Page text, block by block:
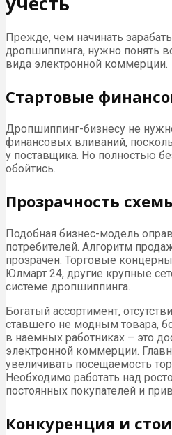
Прежде, чем начинать
дропшиппинга, нужно понять
вида электронной коммерции.
Стартовые
Дропшиппинг-бизнесу не
финансовых вливаний,
у поставщика. Но полностью
обойтись.
Прозрачность
Подобная бизнес-модель
потребителей. Алгоритм
прозрачен. Торговые
Юлмарт 24, другие крупные
системе дропшиппинга.
Богатый ассортимент,
ставшего не модным товара,
в наемных работниках – это
электронной коммерции.
увеличивать посещаемость
Необходимо работать над
постоянных покупателей и
Конкуренция и